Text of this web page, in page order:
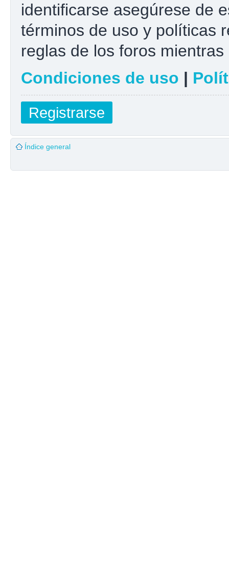
identificarse asegúrese de
términos de uso y políticas
reglas de los foros
Condiciones de uso |
Registrarse
Índice general